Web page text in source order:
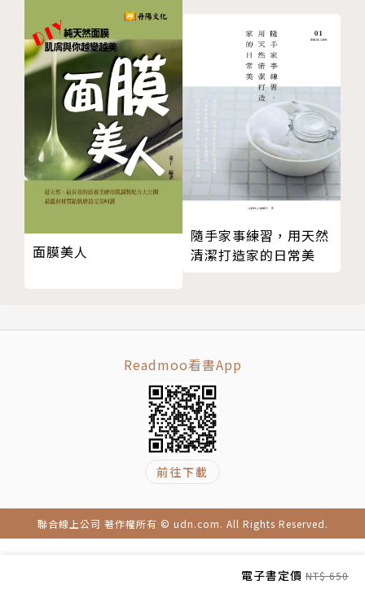
電子書定價 NT$ 650
近年來，山姆發現有許多前來尋求肌力訓練指導的學
員，很多都是從事登山健行的族群，
而他們絕大多數都是平日需要工作的上班族，假日才進
行登山健行。
這些學員有的是想提升登山表現，但更多人是希望能改
善登山造成的疼痛與不適，像是下坡時膝蓋會開始發
抖、不舒服甚至疼痛，
這樣的情況反覆發生，有的長久下來無法痊癒，這讓許
多人對登山活動產生了陰影，甚至從此得與曾經熱愛的
面對這樣的學員，山姆發現這些問題大多都是因為「肌
健行族群的需求對症下藥，設計出一系列的登山肌力訓
在經過一段時間的訓練後，學員不只疼痛與不適有明顯
甚至因為肌力體能的提升，比起過往更能輕鬆、有自信
在本書中，山姆伯伯就將分享他這些年實際用於自身及
學員身上後，真正帶來成效的科學化訓練思維與方法，
帶我們了解「登山肌力」該如何精準訓練，打造真正能
高強度有氧訓練：4x4分鐘間歇訓練法
Chapter 9 肌肉自我照護方式
透過「激痛點按摩」照護肌肉
激痛點按摩的實際操作方式
Chapter 10 總結
附錄 重點示範動作影片網址清單
版權頁
面膜美人
隨手家事練習，用天然
清潔打造家的日常美
Readmoo看書App
前往下載
聯合線上公司 著作權所有 © udn.com. All Rights Reserved.